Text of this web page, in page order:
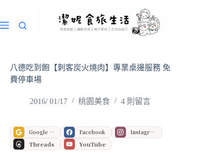
主
八德吃到飽【刺客炭火燒肉】專業桌邊服務 免
費停車場
2016/ 01/17 桃園美食 4 則留言
Google 偏好來源 Facebook Instagram
Threads YouTube